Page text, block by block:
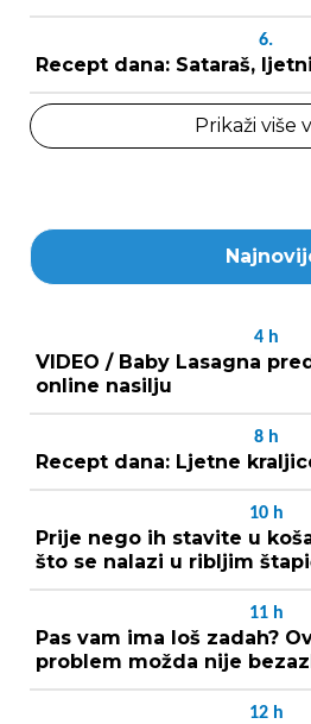
6.
Recept dana: Sataraš,
Prikaži više
4 h
VIDEO / Baby Lasagna
online nasilju
8 h
Recept dana: Ljetne
10 h
Prije nego ih stavite u
što se nalazi u ribljim
11 h
Pas vam ima loš zadah?
problem možda nije
12 h